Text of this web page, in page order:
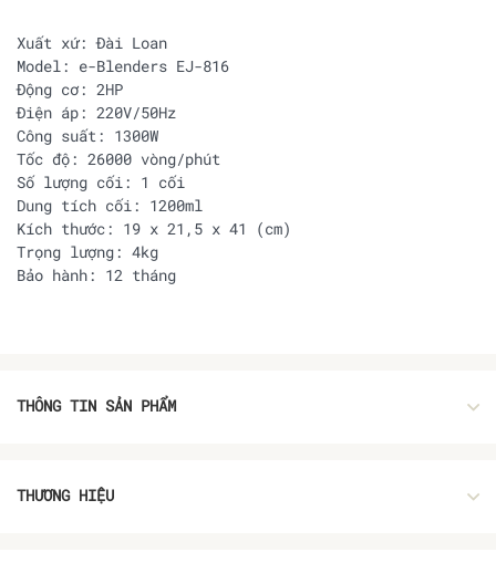
Xuất xứ:Đài Loan
Model: e-Blenders EJ-816
Động cơ: 2HP
Điện áp: 220V/50Hz
Công suất: 1300W
Tốc độ: 26000 vòng/phút
Số lượng cối: 1 cối
Dung tích cối: 1200ml
Kích thước: 19 x 21,5 x 41 (cm)
Trọng lượng: 4kg
Bảo hành: 12 tháng
THÔNG TIN SẢN PHẨM
THƯƠNG HIỆU